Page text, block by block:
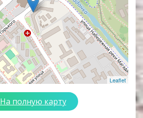
Leaflet
На полную карту